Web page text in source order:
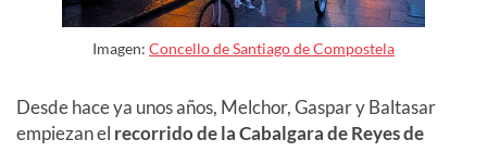
Imagen: Concello de Santiago de Compostela
Desde hace ya unos años, Melchor, Gaspar y Baltasar
empiezan el recorrido de laCabalgara de Reyes de